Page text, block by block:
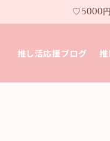
♡5000
推し活応援ブログ